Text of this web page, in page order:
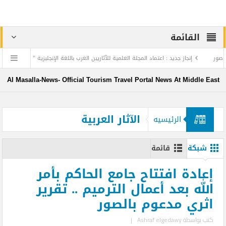
القائمة
إنجاز جديد : اعتماد المجلة العلمية للآثاريين العرب باللغة الإنجليزية ” بسكوبس “
منتجع ليجولاند دبي يرحب بأعضاء نادي دبي لأصحاب الهمم
Al Masalla-News- Official Tourism Travel Portal News At Middle East
الرئيسيه الآثار العربية
شبكة قائمة
إعادة افتتاح جامع الحاكم بأمر
الله بعد أعمال الترميم .. تقرير
اثري مدعوم بالصور
كتب بواسطةAshraf elgedawy
|